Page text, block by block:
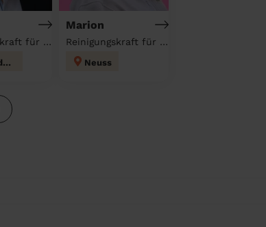
Reinigungskraft für deinen Haushalt
Düsseldorf
Marion
Reinigungskraft für deinen Haushalt
Neuss